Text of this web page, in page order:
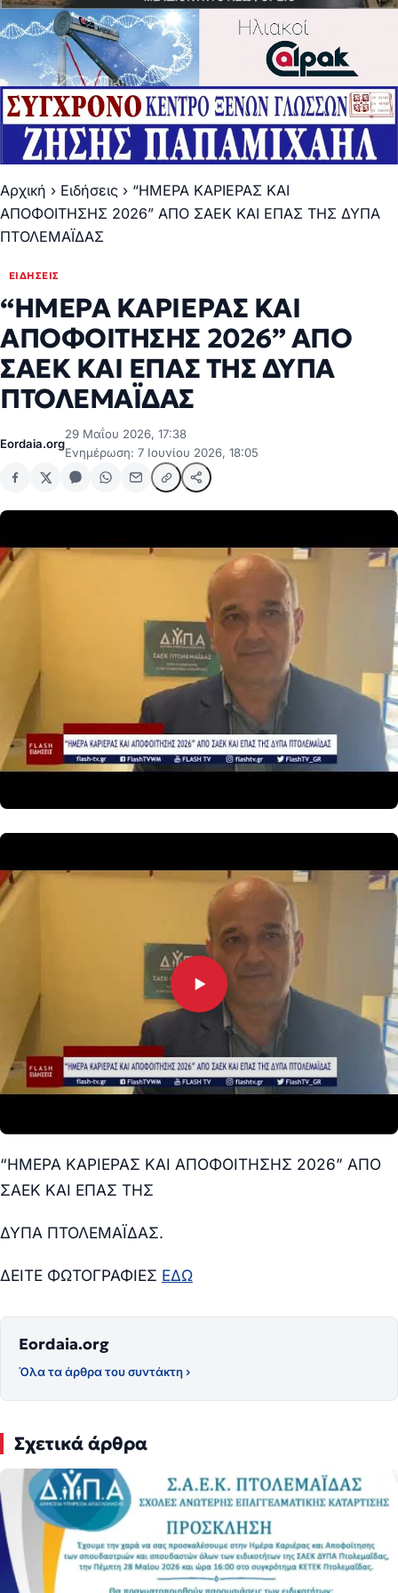
Αρχική › Ειδήσεις › “ΗΜΕΡΑ ΚΑΡΙΕΡΑΣ ΚΑΙ
ΑΠΟΦΟΙΤΗΣΗΣ 2026” ΑΠΟ ΣΑΕΚ ΚΑΙ ΕΠΑΣ ΤΗΣ ΔΥΠΑ
ΠΤΟΛΕΜΑΪΔΑΣ
ΕΙΔΉΣΕΙΣ
“ΗΜΕΡΑ ΚΑΡΙΕΡΑΣ ΚΑΙ
ΑΠΟΦΟΙΤΗΣΗΣ 2026” ΑΠΟ
ΣΑΕΚ ΚΑΙ ΕΠΑΣ ΤΗΣ ΔΥΠΑ
ΠΤΟΛΕΜΑΪΔΑΣ
Eordaia.org
29 Μαΐου 2026, 17:38
Ενημέρωση: 7 Ιουνίου 2026, 18:05
“ΗΜΕΡΑ ΚΑΡΙΕΡΑΣ ΚΑΙ ΑΠΟΦΟΙΤΗΣΗΣ 2026” ΑΠΟ
ΣΑΕΚ ΚΑΙ ΕΠΑΣ ΤΗΣ
ΔΥΠΑ ΠΤΟΛΕΜΑΪΔΑΣ.
ΔΕΙΤΕ ΦΩΤΟΓΡΑΦΙΕΣ ΕΔΩ
Eordaia.org
Όλα τα άρθρα του συντάκτη ›
Σχετικά άρθρα